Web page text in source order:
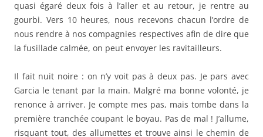
quasi égaré deux fois à l’aller et au retour, je rentre au
gourbi. Vers 10 heures, nous recevons chacun l’ordre de
nous rendre à nos compagnies respectives afin de dire que
la fusillade calmée, on peut envoyer les ravitailleurs.
Il fait nuit noire : on n’y voit pas à deux pas. Je pars avec
Garcia le tenant par la main. Malgré ma bonne volonté, je
renonce à arriver. Je compte mes pas, mais tombe dans la
première tranchée coupant le boyau. Pas de mal ! J’allume,
risquant tout, des allumettes et trouve ainsi le chemin de